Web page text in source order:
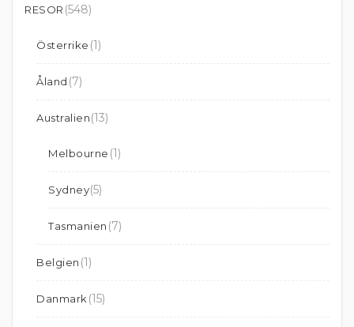
RESOR (548)
Österrike (1)
Åland (7)
Australien(13)
Melbourne (1)
Sydney(5)
Tasmanien (7)
Belgien (1)
Danmark (15)